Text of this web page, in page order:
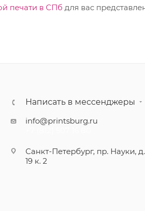
печати в СПб для вас
Написать в мессенджеры
info@printsburg.ru
Санкт-Петербург, пр. Науки, д.
19 к. 2